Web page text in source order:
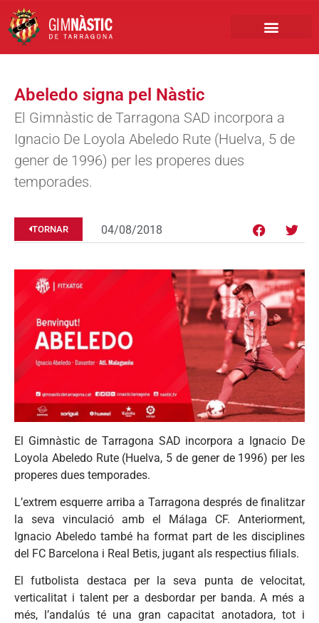
Abeledo signa pel Nàstic
El Gimnàstic de Tarragona SAD incorpora a
Ignacio De Loyola Abeledo Rute (Huelva, 5 de
gener de 1996) per les properes dues
temporades.
TORNAR 04/08/2018
El Gimnàstic de Tarragona SAD incorpora a Ignacio De
Loyola Abeledo Rute (Huelva, 5 de gener de 1996) per les
properes dues temporades.
L’extrem esquerre arriba a Tarragona després de finalitzar
la seva vinculació amb el Málaga CF. Anteriorment,
Ignacio Abeledo també ha format part de les disciplines
del FC Barcelona i Real Betis, jugant als respectius filials.
El futbolista destaca per la seva punta de velocitat,
verticalitat i talent per a desbordar per banda. A més a
més, l’andalús té una gran capacitat anotadora, tot i